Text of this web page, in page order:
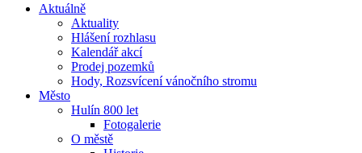
Aktuálně
Aktuality
Hlášení rozhlasu
Kalendář akcí
Prodej pozemků
Hody, Rozsvícení vánočního stromu
Město
Hulín 800 let
Fotogalerie
O městě